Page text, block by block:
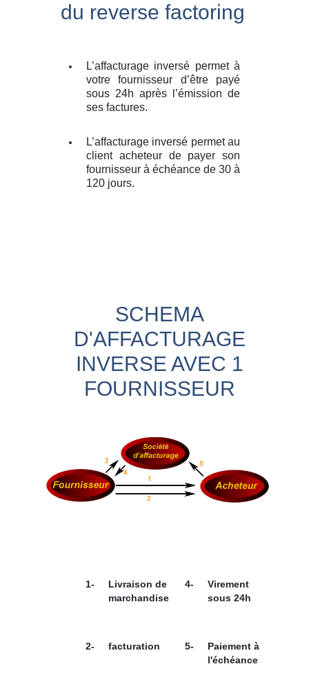
du reverse factoring
L’affacturage inversé permet à
votre fournisseur d’être payé
sous 24h après l’émission de
ses factures.
L’affacturage inversé permet au
client acheteur de payer son
fournisseur à échéance de 30 à
120 jours.
SCHEMA
D'AFFACTURAGE
INVERSE AVEC 1
FOURNISSEUR
1-
Livraison de
marchandise
4-
Virement
sous 24h
2- facturation 5-
Paiement à
l'échéance